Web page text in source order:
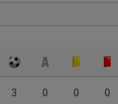
3 0 0 0